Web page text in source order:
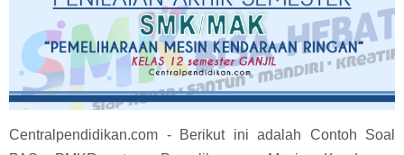
Centralpendidikan.com - Berikut ini adalah Contoh Soal